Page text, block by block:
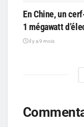
En Chine, un
1 mégawatt
il y a 9 mois